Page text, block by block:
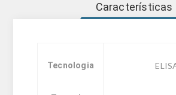
Características
Tecnologia